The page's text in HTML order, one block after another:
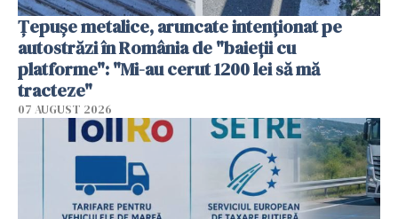
Țepușe metalice, aruncate intenționat pe
autostrăzi în România de "baieții cu
platforme": "Mi-au cerut 1200 lei să mă
tracteze"
07 AUGUST 2026